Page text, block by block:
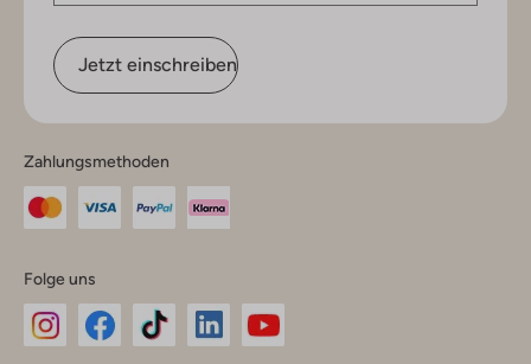
Jetzt einschreiben
Zahlungsmethoden
Folge uns